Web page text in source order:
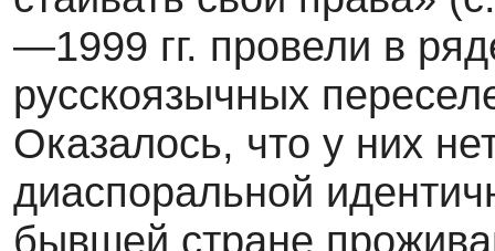
—1999 гг. провели в
русскоязычных
Оказалось, что у них
диаспоральной
бывшей стране